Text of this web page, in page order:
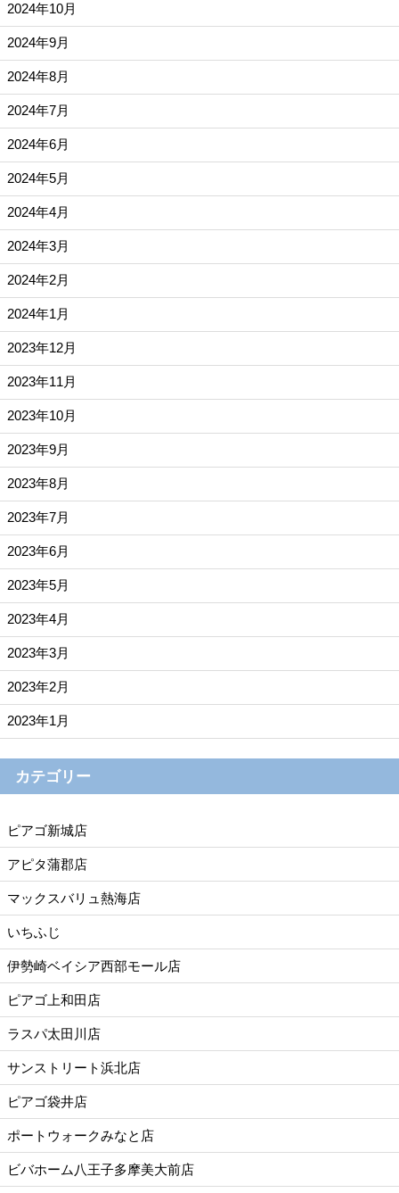
2024年10月
2024年9月
2024年8月
2024年7月
2024年6月
2024年5月
2024年4月
2024年3月
2024年2月
2024年1月
2023年12月
2023年11月
2023年10月
2023年9月
2023年8月
2023年7月
2023年6月
2023年5月
2023年4月
2023年3月
2023年2月
2023年1月
カテゴリー
ピアゴ新城店
アピタ蒲郡店
マックスバリュ熱海店
いちふじ
伊勢崎ベイシア西部モール店
ピアゴ上和田店
ラスパ太田川店
サンストリート浜北店
ピアゴ袋井店
ポートウォークみなと店
ビバホーム八王子多摩美大前店